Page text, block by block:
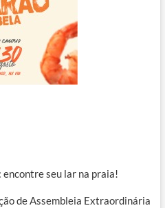
encontre seu lar na praia!
de Assembleia Extraordinária